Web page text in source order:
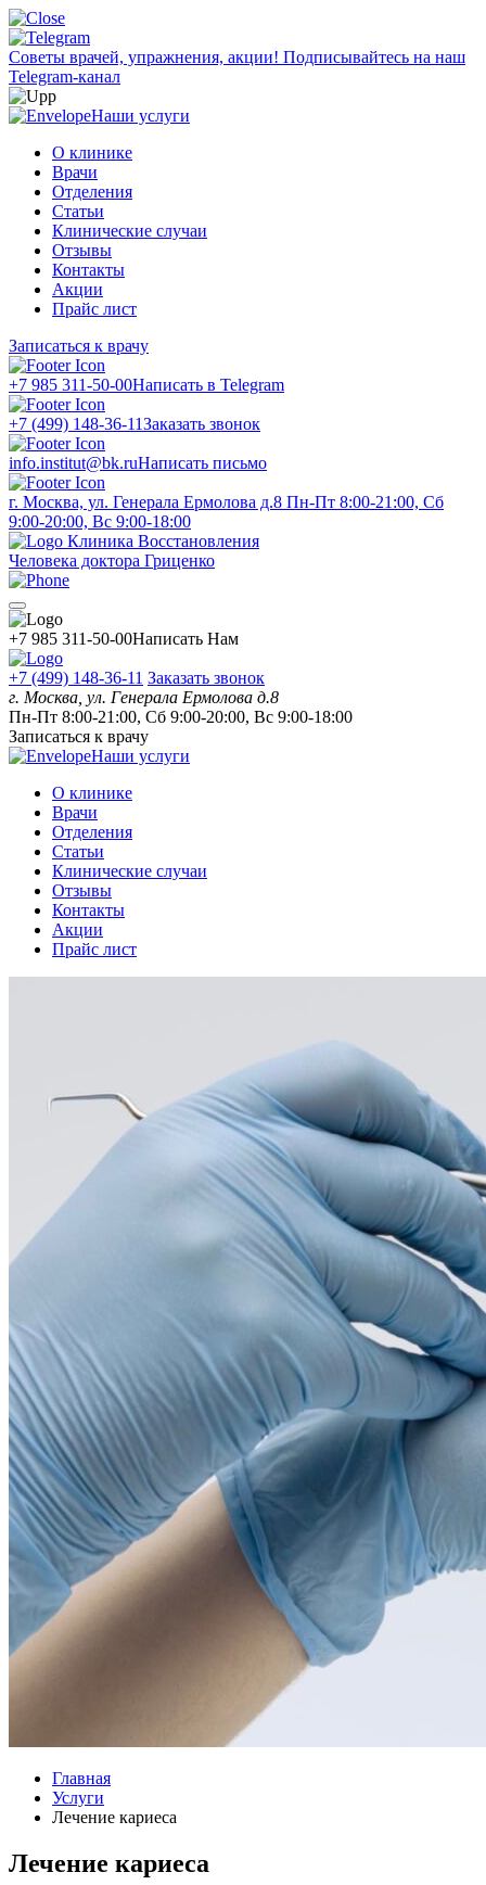
Советы врачей, упражнения, акции! Подписывайтесь на наш
Telegram-канал
Наши услуги
О клинике
Врачи
Отделения
Статьи
Клинические случаи
Отзывы
Контакты
Акции
Прайс лист
Записаться к врачу
+7 985 311-50-00Написать в Telegram
+7 (499) 148-36-11Заказать звонок
info.institut@bk.ruНаписать письмо
г. Москва, ул. Генерала Ермолова д.8 Пн-Пт 8:00-21:00, Сб
9:00-20:00, Вс 9:00-18:00
Клиника Восстановления
Человека доктора Гриценко
+7 985 311-50-00Написать Нам
+7 (499) 148-36-11 Заказать звонок
г. Москва, ул. Генерала Ермолова д.8
Пн-Пт 8:00-21:00, Сб 9:00-20:00, Вс 9:00-18:00
Записаться к врачу
Наши услуги
О клинике
Врачи
Отделения
Статьи
Клинические случаи
Отзывы
Контакты
Акции
Прайс лист
Главная
Услуги
Лечение кариеса
Лечение кариеса